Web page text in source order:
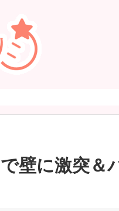
壁に激突＆